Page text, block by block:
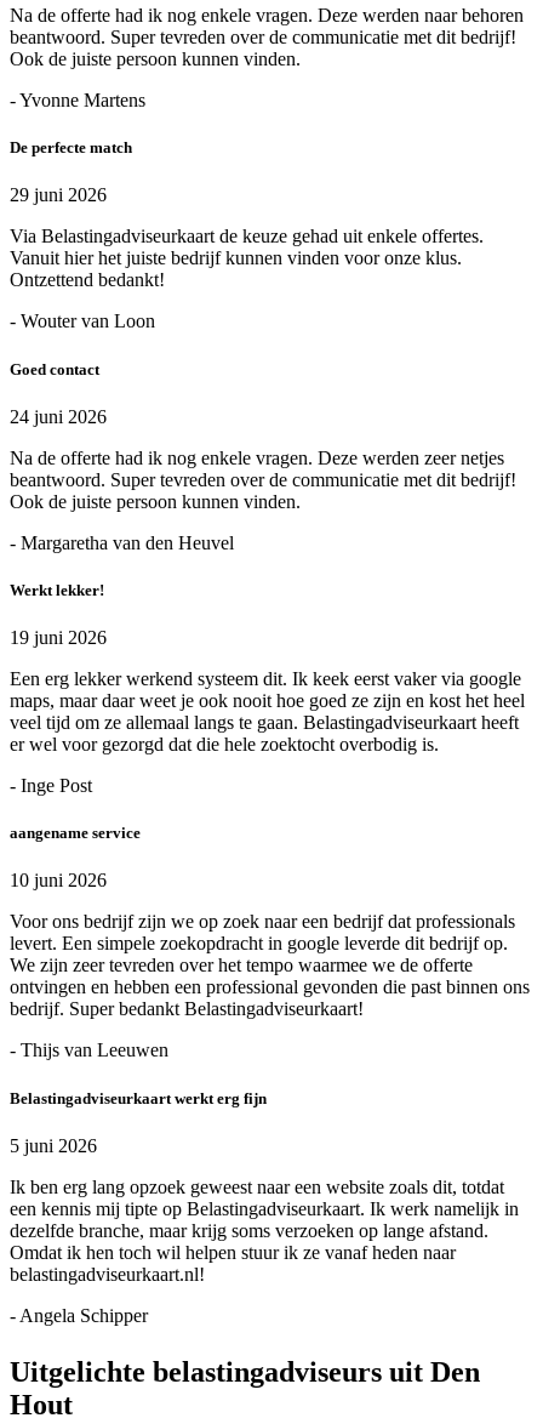
Na de offerte had ik nog enkele vragen. Deze werden naar behoren
beantwoord. Super tevreden over de communicatie met dit bedrijf!
Ook de juiste persoon kunnen vinden.
- Yvonne Martens
De perfecte match
29 juni 2026
Via Belastingadviseurkaart de keuze gehad uit enkele offertes.
Vanuit hier het juiste bedrijf kunnen vinden voor onze klus.
Ontzettend bedankt!
- Wouter van Loon
Goed contact
24 juni 2026
Na de offerte had ik nog enkele vragen. Deze werden zeer netjes
beantwoord. Super tevreden over de communicatie met dit bedrijf!
Ook de juiste persoon kunnen vinden.
- Margaretha van den Heuvel
Werkt lekker!
19 juni 2026
Een erg lekker werkend systeem dit. Ik keek eerst vaker via google
maps, maar daar weet je ook nooit hoe goed ze zijn en kost het heel
veel tijd om ze allemaal langs te gaan. Belastingadviseurkaart heeft
er wel voor gezorgd dat die hele zoektocht overbodig is.
- Inge Post
aangename service
10 juni 2026
Voor ons bedrijf zijn we op zoek naar een bedrijf dat professionals
levert. Een simpele zoekopdracht in google leverde dit bedrijf op.
We zijn zeer tevreden over het tempo waarmee we de offerte
ontvingen en hebben een professional gevonden die past binnen ons
bedrijf. Super bedankt Belastingadviseurkaart!
- Thijs van Leeuwen
Belastingadviseurkaart werkt erg fijn
5 juni 2026
Ik ben erg lang opzoek geweest naar een website zoals dit, totdat
een kennis mij tipte op Belastingadviseurkaart. Ik werk namelijk in
dezelfde branche, maar krijg soms verzoeken op lange afstand.
Omdat ik hen toch wil helpen stuur ik ze vanaf heden naar
belastingadviseurkaart.nl!
- Angela Schipper
Uitgelichte belastingadviseurs uit Den
Hout